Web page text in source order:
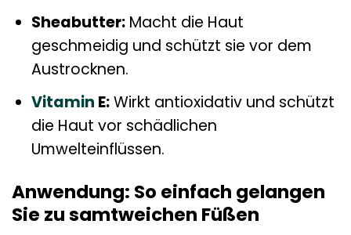
Sheabutter:Macht die Haut
geschmeidig und schützt sie vor dem
Austrocknen.
Vitamin E:Wirkt antioxidativ und schützt
die Haut vor schädlichen
Umwelteinflüssen.
Anwendung: So einfach gelangen
Sie zu samtweichen Füßen